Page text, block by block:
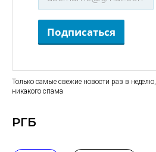
Подписаться
Только самые свежие новости раз в неделю,
никакого спама
РГБ